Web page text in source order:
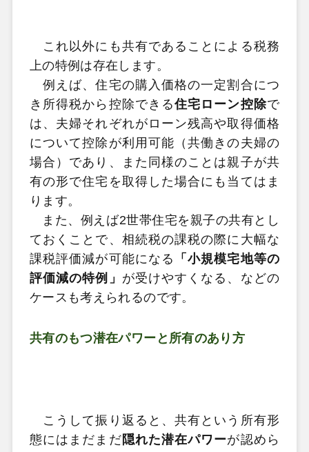
これ以外にも共有であることによる税務
上の特例は存在します。
例えば、住宅の購入価格の一定割合につ
き所得税から控除できる住宅ローン控除で
は、夫婦それぞれがローン残高や取得価格
について控除が利用可能（共働きの夫婦の
場合）であり、また同様のことは親子が共
有の形で住宅を取得した場合にも当てはま
ります。
また、例えば2世帯住宅を親子の共有とし
ておくことで、相続税の課税の際に大幅な
課税評価減が可能になる
「小規模宅地等の
評価減の特例」 が受けやすくなる、などの
ケースも考えられるのです。
共有のもつ潜在パワーと所有のあり方
こうして振り返ると、共有という所有形
態にはまだまだ隠れた潜在パワーが認めら